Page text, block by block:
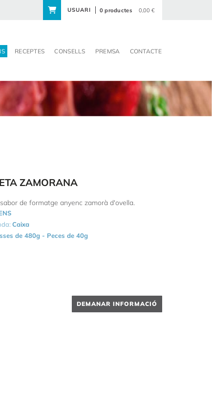
USUARI 0 productes 0,00 €
RECEPTES CONSELLS PREMSA CONTACTE
ZAMORANA
de formatge anyenc zamorà d'ovella.
Caixa
de 480g - Peces de 40g
DEMANAR INFORMACIÓ